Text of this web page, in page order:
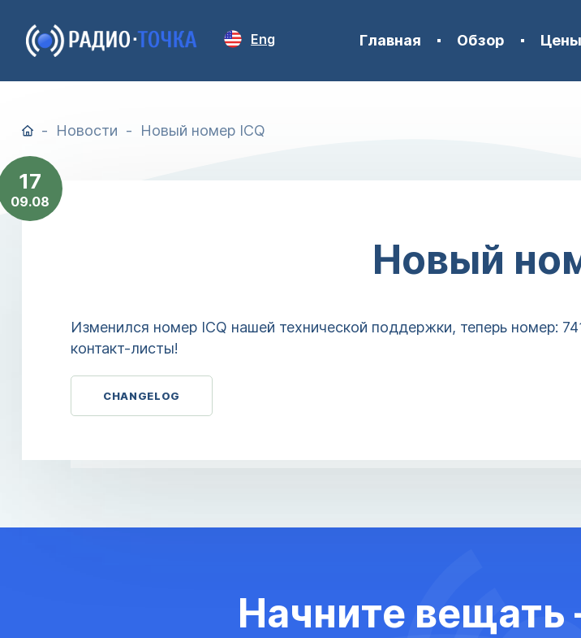
Eng Главная Обзор Цены
Новости Новый номер ICQ
17
09.08
Новый
Изменился номер ICQ нашей технической поддержки, теперь номер:
контакт-листы!
CHANGELOG
Начните вещать